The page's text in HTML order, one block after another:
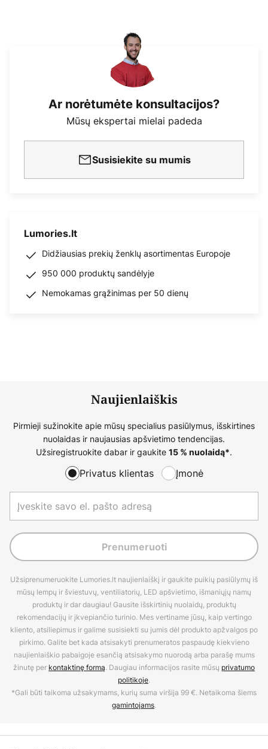
Ar norėtumėte konsultacijos?
Mūsų ekspertai mielai padeda
Susisiekite su mumis
Lumories.lt
Didžiausias prekių ženklų asortimentas Europoje
950 000 produktų sandėlyje
Nemokamas grąžinimas per 50 dienų
Naujienlaiškis
Pirmieji sužinokite apie mūsų specialius pasiūlymus, išskirtines
nuolaidas ir naujausias apšvietimo tendencijas.
Užsiregistruokite dabar ir gaukite 15 % nuolaidą*.
Privatus klientas Įmonė
Prenumeruoti
Užsiprenumeruokite Lumories.lt naujienlaiškį ir gaukite puikių pasiūlymų iš
mūsų lempų ir šviestuvų, ventiliatorių, LED apšvietimo, išmaniųjų namų
produktų ir dar daugiau! Gausite išskirtinių nuolaidų, produktų
rekomendacijų ir įkvepiančio turinio. Mes vertiname jūsų, kaip vertingo
kliento, atsiliepimus ir galime susisiekti su jumis dėl produkto apžvalgos po
pirkimo. Galite bet kada atsisakyti prenumeratos paspaudę kiekvieno
naujienlaiškio pabaigoje esančią atsisakymo nuorodą arba parašę mums
žinutę per kontaktinę formą. Daugiau informacijos rasite mūsų privatumo
politikoje.
*Gali būti taikoma užsakymams, kurių suma viršija 99 €. Netaikoma šiems
gamintojams.